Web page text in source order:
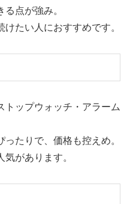
点が強み。
たい人におすすめです。
トップウォッチ・アラーム
ったりで、価格も控えめ。
があります。